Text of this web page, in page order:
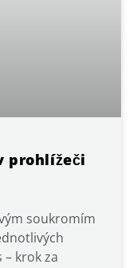
prohlížeči
soukromím
krok za